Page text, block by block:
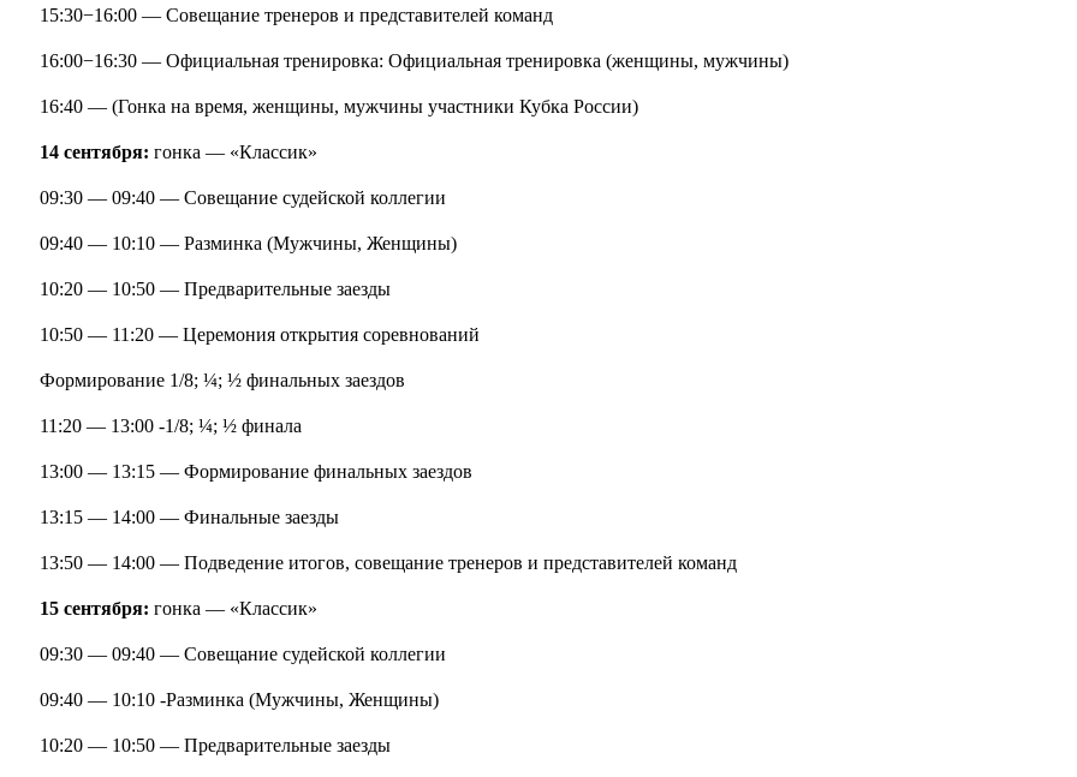
15:30−16:00 — Совещание тренеров и представителей команд
16:00−16:30 — Официальная тренировка: Официальная тренировка (женщины, мужчины)
16:40 — (Гонка на время, женщины, мужчины участники Кубка России)
14 сентября:гонка — «Классик»
09:30 — 09:40 — Совещание судейской коллегии
09:40 — 10:10 — Разминка (Мужчины, Женщины)
10:20 — 10:50 — Предварительные заезды
10:50 — 11:20 — Церемония открытия соревнований
Формирование 1/8; ¼; ½ финальных заездов
11:20 — 13:00 -1/8; ¼; ½ финала
13:00 — 13:15 — Формирование финальных заездов
13:15 — 14:00 — Финальные заезды
13:50 — 14:00 — Подведение итогов, совещание тренеров и представителей команд
15 сентября: гонка — «Классик»
09:30 — 09:40 — Совещание судейской коллегии
09:40 — 10:10 -Разминка (Мужчины, Женщины)
10:20 — 10:50 — Предварительные заезды